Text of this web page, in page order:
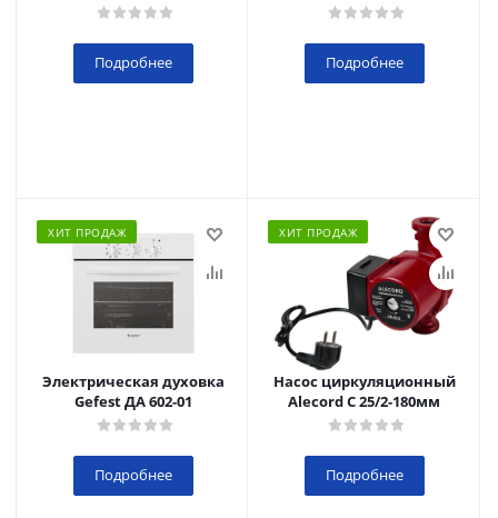
Подробнее Подробнее
ХИТ ПРОДАЖ
Электрическая духовка
Gefest ДА 602-01
Подробнее
ХИТ ПРОДАЖ
Насос циркуляционный
Alecord C 25/2-180мм
Подробнее